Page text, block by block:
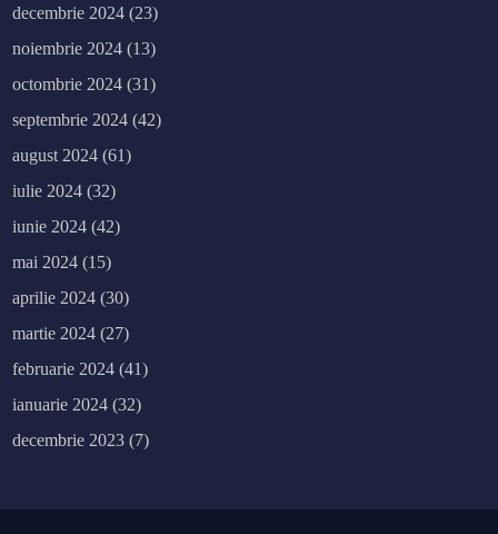
decembrie 2024 (23)
noiembrie 2024 (13)
octombrie 2024 (31)
septembrie 2024 (42)
august 2024 (61)
iulie 2024 (32)
iunie 2024 (42)
mai 2024 (15)
aprilie 2024 (30)
martie 2024 (27)
februarie 2024 (41)
ianuarie 2024 (32)
decembrie 2023 (7)